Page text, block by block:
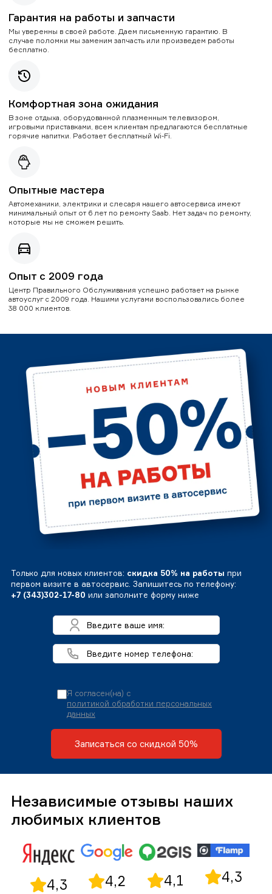
Гарантия на работы и запчасти
Мы уверенны в своей работе. Даем письменную гарантию. В
случае поломки мы заменим запчасть или произведем работы
бесплатно.
Комфортная зона ожидания
В зоне отдыха, оборудованной плазменным телевизором,
игровыми приставками, всем клиентам предлагаются бесплатные
горячие напитки. Работает бесплатный Wi-Fi.
Опытные мастера
Автомеханики, электрики и слесаря нашего автосервиса имеют
минимальный опыт от 6 лет по ремонту Saab. Нет задач по ремонту,
которые мы не сможем решить.
Опыт с 2009 года
Центр Правильного Обслуживания успешно работает на рынке
автоуслуг с 2009 года. Нашими услугами воспользовались более
38 000 клиентов.
Только для новых клиентов: скидка 50% на работы при
первом визите в автосервис. Запишитесь по телефону:
+7 (343)302-17-80 или заполните форму ниже
Я согласен(на) с
политикой обработки персональных
данных
Записаться со скидкой 50%
Независимые отзывы наших
любимых клиентов
4,3 4,2 4,1 4,3